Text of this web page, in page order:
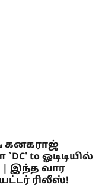
to ஓடிடியில்
| இந்த வார
ரிலீஸ்!